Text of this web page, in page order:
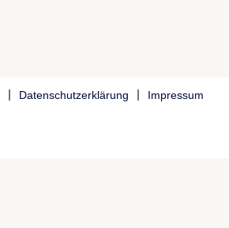
Datenschutzerklärung Impressum